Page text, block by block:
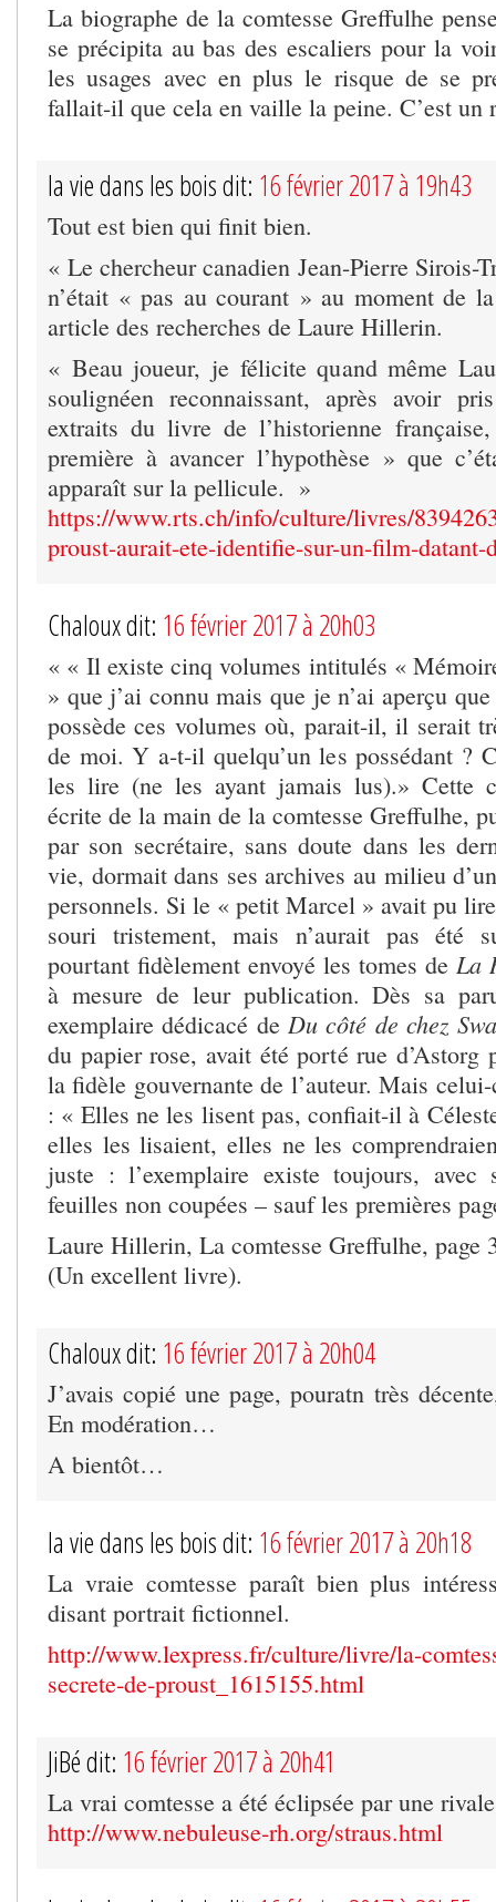
La biographe de la comtesse Greffulhe
se précipita au bas des escaliers pour la
les usages avec en plus le risque de se
fallait-il que cela en vaille la peine. C’est un
la vie dans les bois dit: 16 février 2017 à 19h43
Tout est bien qui finit bien.
« Le chercheur canadien Jean-Pierre Sirois-
n’était « pas au courant » au moment de
article des recherches de Laure Hillerin.
« Beau joueur, je félicite quand même
soulignéen reconnaissant, après avoir
extraits du livre de l’historienne
première à avancer l’hypothèse » que
apparaît sur la pellicule. »
https://www.rts.ch/info/culture/livres/
proust-aurait-ete-identifie-sur-un-film-datant-
Chaloux dit: 16 février 2017 à 20h03
« « Il existe cinq volumes intitulés «
» que j’ai connu mais que je n’ai aperçu
possède ces volumes où, parait-il, il serait
de moi. Y a-t-il quelqu’un les possédant ?
les lire (ne les ayant jamais lus).» Cette
écrite de la main de la comtesse Greffulhe,
par son secrétaire, sans doute dans les
vie, dormait dans ses archives au milieu
personnels. Si le « petit Marcel » avait pu
souri tristement, mais n’aurait pas été
pourtant fidèlement envoyé les tomes de La
à mesure de leur publication. Dès sa
exemplaire dédicacé de Du côté de chez
du papier rose, avait été porté rue d’Astorg
la fidèle gouvernante de l’auteur. Mais
: « Elles ne les lisent pas, confiait-il à
elles les lisaient, elles ne les
juste : l’exemplaire existe toujours, avec
feuilles non coupées – sauf les premières
Laure Hillerin, La comtesse Greffulhe, page
(Un excellent livre).
Chaloux dit: 16 février 2017 à 20h04
J’avais copié une page, pouratn très
En modération…
A bientôt…
la vie dans les bois dit: 16 février 2017 à 20h18
La vraie comtesse paraît bien plus
disant portrait fictionnel.
http://www.lexpress.fr/culture/livre/la-
secrete-de-proust_1615155.html
JiBé dit: 16 février 2017 à 20h41
La vrai comtesse a été éclipsée par une
http://www.nebuleuse-rh.org/straus.html